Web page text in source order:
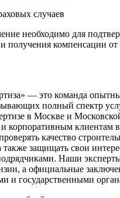
случаев
необходимо для
получения компенсации от
— это команда
полный спектр
в Москве и
корпоративным клиентам
качество
также защищать свои
Наши
а официальные
и государственными